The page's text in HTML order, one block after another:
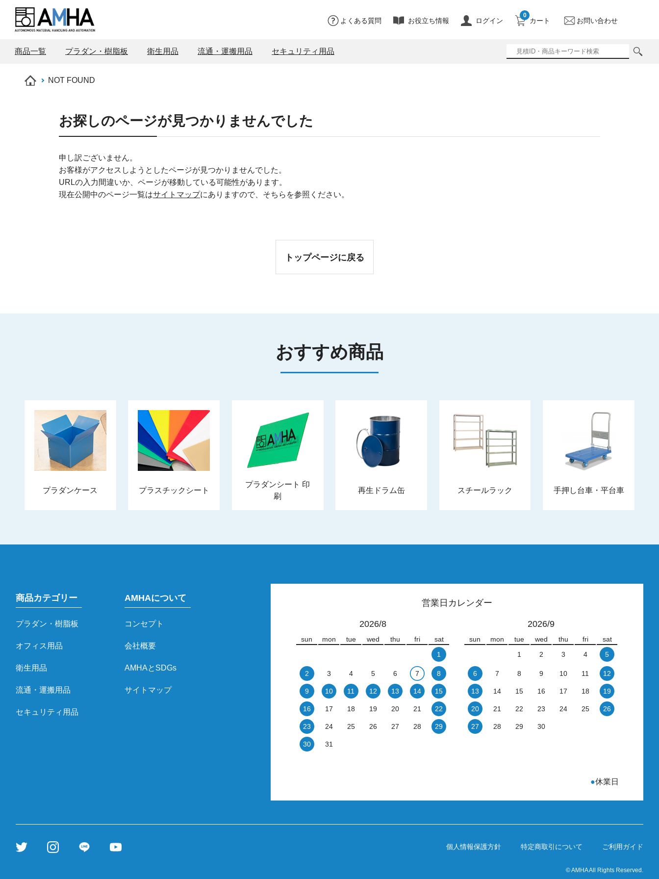
よくある質問 お役立ち情報 ログイン カート
0
お問い合わせ
商品一覧 プラダン・樹脂板 衛生用品 流通・運搬用品 セキュリティ用品
NOT FOUND
お探しのページが見つかりませんでした
申し訳ございません。
お客様がアクセスしようとしたページが見つかりませんでした。
URLの入力間違いか、ページが移動している可能性があります。
現在公開中のページ一覧はサイトマップにありますので、そちらを参照ください。
トップページに戻る
おすすめ商品
プラダンケース プラスチックシート
プラダンシート 印
刷
再生ドラム缶 スチールラック 手押し台車・平台車
商品カテゴリー
プラダン・樹脂板
オフィス用品
衛生用品
流通・運搬用品
セキュリティ用品
AMHAについて
コンセプト
会社概要
AMHAとSDGs
サイトマップ
営業日カレンダー
2026/8
sun mon tue wed thu fri
sat
1
2 3 4 5 6 7 8
9 10 11 12 13 14 15
16 17 18 19 20 21 22
23 24 25 26 27 28 29
30 31
2026/9
sun mon tue wed thu fri
sat
1
2 3 4 5
6 7 8 9 10 11 12
13 14 15 16 17 18 19
20 21 22 23 24 25 26
27 28 29 30
●休業日
個人情報保護方針 特定商取引について ご利用ガイド
© AMHA All Rights Reserved.